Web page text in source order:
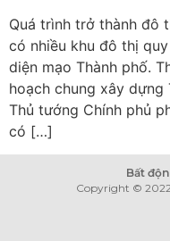
Quá trình trở thành đô
có nhiều khu đô thị
diện mạo Thành phố.
hoạch chung xây dựng
Thủ tướng Chính phủ
có […]
Bất
Copyright ©